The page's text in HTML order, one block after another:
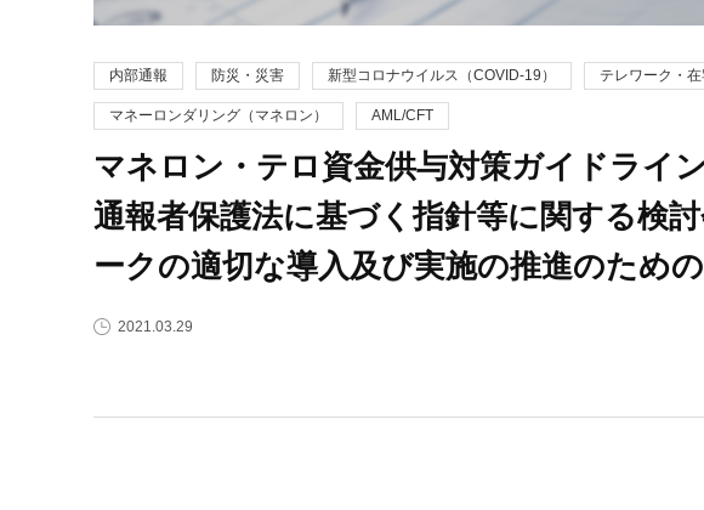
内部通報 防災・災害 新型コロナウイルス（COVID-19） テレワーク・
マネーロンダリング（マネロン） AML/CFT
マネロン・テロ資金供与対策ガイドライ
通報者保護法に基づく指針等に関する検
ークの適切な導入及び実施の推進のため
2021.03.29